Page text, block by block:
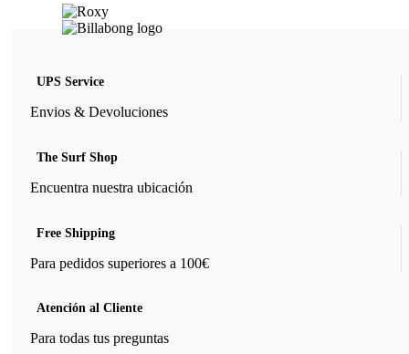
UPS Service
Envios & Devoluciones
The Surf Shop
Encuentra nuestra ubicación
Free Shipping
Para pedidos superiores a 100€
Atención al Cliente
Para todas tus preguntas